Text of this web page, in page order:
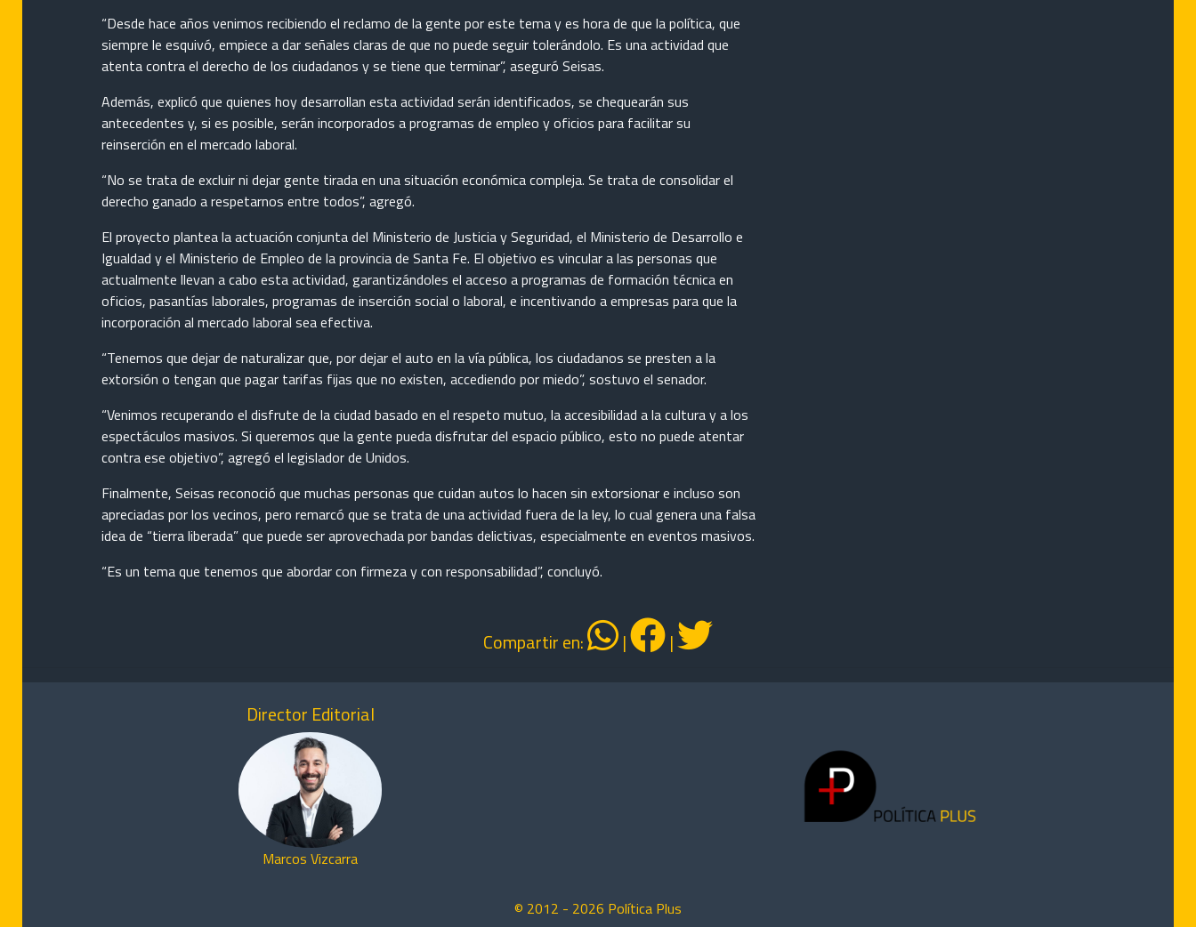
“Desde hace años venimos recibiendo el reclamo de la gente por este tema y es hora de que la política, que
siempre le esquivó, empiece a dar señales claras de que no puede seguir tolerándolo. Es una actividad que
atenta contra el derecho de los ciudadanos y se tiene que terminar”, aseguró Seisas.
Además, explicó que quienes hoy desarrollan esta actividad serán identificados, se chequearán sus
antecedentes y, si es posible, serán incorporados a programas de empleo y oficios para facilitar su
reinserción en el mercado laboral.
“No se trata de excluir ni dejar gente tirada en una situación económica compleja. Se trata de consolidar el
derecho ganado a respetarnos entre todos”, agregó.
El proyecto plantea la actuación conjunta del Ministerio de Justicia y Seguridad, el Ministerio de Desarrollo e
Igualdad y el Ministerio de Empleo de la provincia de Santa Fe. El objetivo es vincular a las personas que
actualmente llevan a cabo esta actividad, garantizándoles el acceso a programas de formación técnica en
oficios, pasantías laborales, programas de inserción social o laboral, e incentivando a empresas para que la
incorporación al mercado laboral sea efectiva.
“Tenemos que dejar de naturalizar que, por dejar el auto en la vía pública, los ciudadanos se presten a la
extorsión o tengan que pagar tarifas fijas que no existen, accediendo por miedo”, sostuvo el senador.
“Venimos recuperando el disfrute de la ciudad basado en el respeto mutuo, la accesibilidad a la cultura y a los
espectáculos masivos. Si queremos que la gente pueda disfrutar del espacio público, esto no puede atentar
contra ese objetivo”, agregó el legislador de Unidos.
Finalmente, Seisas reconoció que muchas personas que cuidan autos lo hacen sin extorsionar e incluso son
apreciadas por los vecinos, pero remarcó que se trata de una actividad fuera de la ley, lo cual genera una falsa
idea de “tierra liberada” que puede ser aprovechada por bandas delictivas, especialmente en eventos masivos.
“Es un tema que tenemos que abordar con firmeza y con responsabilidad”, concluyó.
Compartir en: | |
Director Editorial
Marcos Vizcarra
© 2012 - 2026 Política Plus